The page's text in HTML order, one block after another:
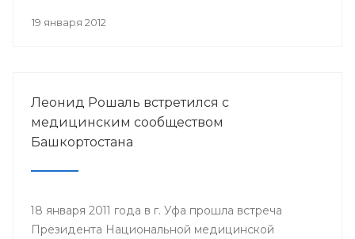
19 января 2012
Леонид Рошаль встретился с
медицинским сообществом
Башкортостана
18 января 2011 года в г. Уфа прошла встреча
Президента Национальной медицинской